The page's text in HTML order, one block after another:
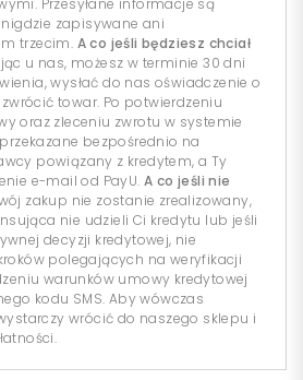
Przesyłane informacje są
zapisywane ani
trzecim. A co jeśli będziesz chciał
u nas, możesz w terminie 30 dni
wysłać do nas oświadczenie o
towar. Po potwierdzeniu
oraz zleceniu zwrotu w systemie
bezpośrednio na
powiązany z kredytem, a Ty
e-mail od PayU. A co jeśli nie
zakup nie zostanie zrealizowany,
nie udzieli Ci kredytu lub jeśli
decyzji kredytowej, nie
polegających na weryfikacji
warunków umowy kredytowej
kodu SMS. Aby wówczas
wrócić do naszego sklepu i